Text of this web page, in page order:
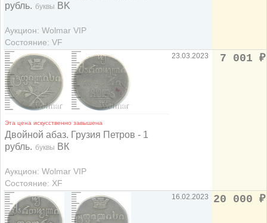
рубль. буквы BK
Аукцион: Wolmar VIP
Состояние: VF
Эта цена искусственно завышена
Двойной абаз. Грузия Петров - 1
рубль. буквы ВК
Аукцион: Wolmar VIP
Состояние: XF
23.03.2023 7 001 ₽
16.02.2023 20 000 ₽